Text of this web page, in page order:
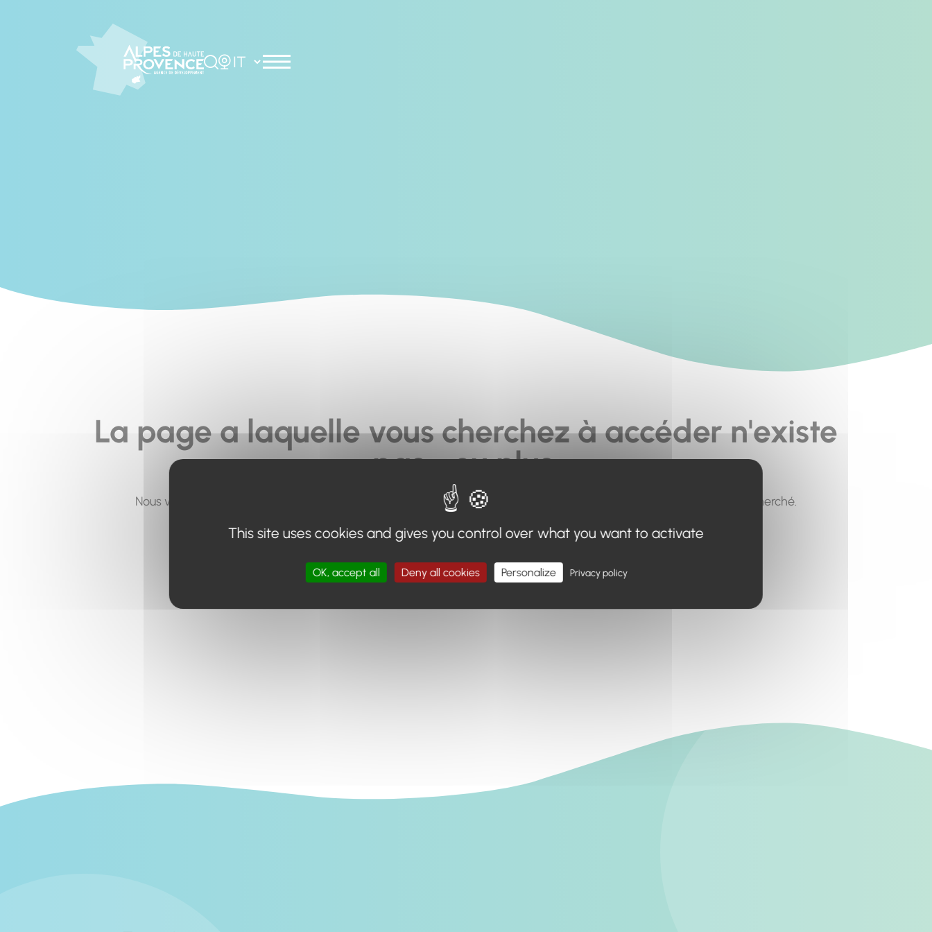
Rechercher
Choisir la langue
La page a laquelle vous cherchez à accéder n'existe
pas... ou plus.
Nous vous invitons à utiliser le moteur de recherche en haut de page, ou à utiliser le menu pour trouver le contenu recherché.
Retour à l'accueil
This site uses cookies and gives you control over what you want to activate
OK, accept all Deny all cookies Personalize Privacy policy